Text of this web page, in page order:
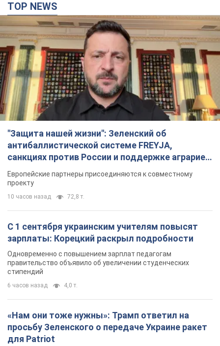
TOP NEWS
"Защита нашей жизни": Зеленский об
антибаллистической системе FREYJA,
санкциях против России и поддержке аграриев.
Видео
Европейские партнеры присоединяются к совместному
проекту
10 часов назад 72,8 т.
С 1 сентября украинским учителям повысят
зарплаты: Корецкий раскрыл подробности
Одновременно с повышением зарплат педагогам
правительство объявило об увеличении студенческих
стипендий
6 часов назад 4,0 т.
«Нам они тоже нужны»: Трамп ответил на
просьбу Зеленского о передаче Украине ракет
для Patriot